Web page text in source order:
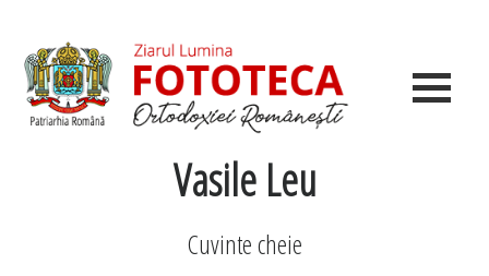
Vasile Leu
Cuvinte cheie